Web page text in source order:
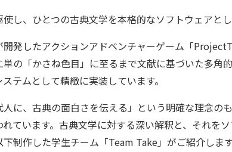
し、ひとつの古典文学を本格的なソフトウェアと
発したアクションアドベンチャーゲーム「
の「かさね色目」に至るまで文献に基づいた多角
テムとして精緻に実装しています。
人に、古典の面白さを伝える」という明確な理念
ています。古典文学に対する深い解釈と、それを
制作した学生チーム「Team Take」がご紹介します